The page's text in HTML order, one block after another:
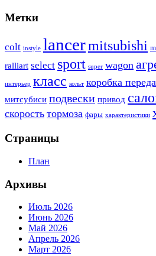
Метки
colt instyle lancermitsubishi
ralliart select sport super wagon
интерьер класс кольт коробка
митсубиси подвески привод
скорость тормоза фары характеристики
Страницы
План
Архивы
Июль 2026
Июнь 2026
Май 2026
Апрель 2026
Март 2026